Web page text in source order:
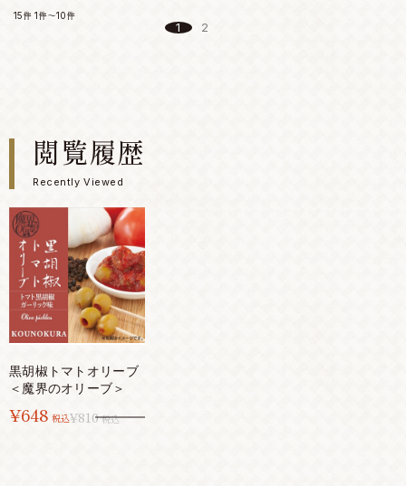
15件 1件～10件
1 2
閲覧履歴
Recently Viewed
黒胡椒トマトオリーブ
＜魔界のオリーブ＞
¥648 税込¥810税込